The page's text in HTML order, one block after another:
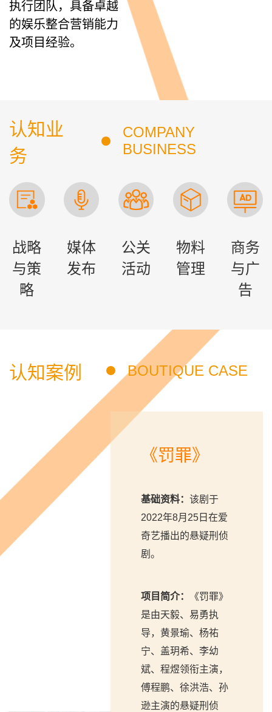
执行团队，具备卓越
的娱乐整合营销能力
及项目经验。
认知业
务
COMPANY
BUSINESS
战略
与策
略
媒体
发布
公关
活动
物料
管理
商务
与广
告
认知案例 BOUTIQUE CASE
《罚罪》
基础资料：该剧于
2022年8月25日在爱
奇艺播出的悬疑刑侦
剧。
项目简介：
《罚罪》
是由天毅、易勇执
导，黄景瑜、杨祐
宁、盖玥希、李幼
斌、程煜领衔主演，
傅程鹏、徐洪浩、孙
逊主演的悬疑刑侦